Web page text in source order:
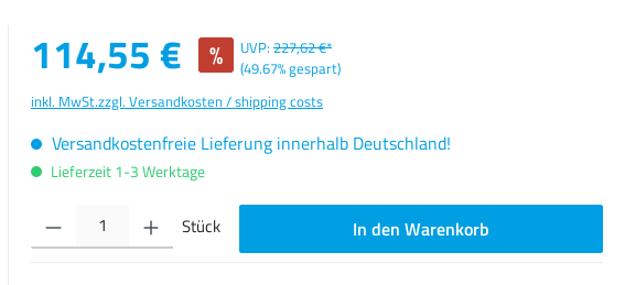
Verkaufspreis:
114,55 € % UVP: 227,62 €*
(49.67% gespart)
inkl. MwSt.zzgl. Versandkosten / shipping costs
Versandkostenfreie Lieferung innerhalb Deutschland!
Lieferzeit 1-3 Werktage
Produkt Anzahl: Gib den gewünschten Wert ein oder benutze die Schaltflächen um die Anzahl zu erhöhen
Stück In den Warenkorb